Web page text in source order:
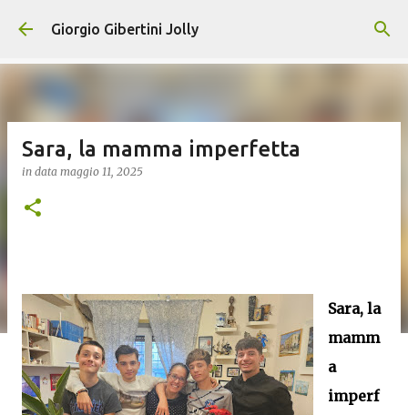
Passa ai contenuti principali
Giorgio Gibertini Jolly
Sara, la mamma imperfetta
in data maggio 11, 2025
Sara, la
mamm
a
imperf